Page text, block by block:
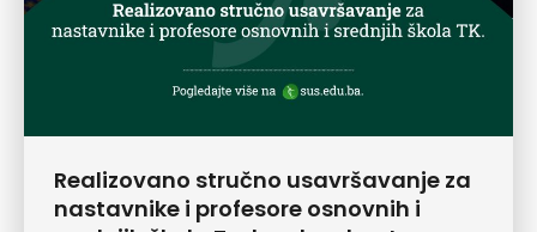
Realizovano stručno usavršavanje za
nastavnike i profesore osnovnih i